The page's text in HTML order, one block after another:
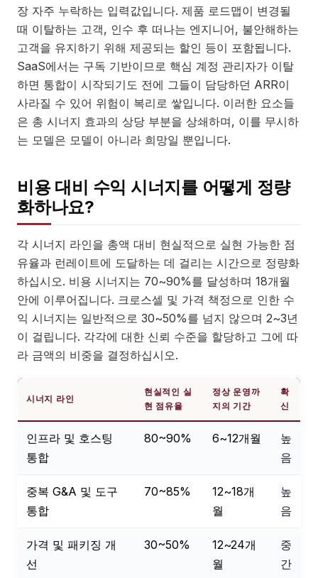
장 자주 누락하는 입력값입니다. 제품 로드맵이 변경될
때 이탈하는 고객, 인수 후 떠나는 엔지니어, 불안해하는
고객을 유지하기 위해 제공되는 할인 등이 포함됩니다.
SaaS에서는 구독 기반이므로 핵심 계정 관리자가 이탈
하면 통합이 시작되기도 전에 그들이 담당하던 ARR이
사라질 수 있어 위험이 복리로 쌓입니다. 이러한 요소들
은 총 시너지 효과의 상당 부분을 상쇄하며, 이를 무시하
는 모델은 모델이 아니라 희망일 뿐입니다.
비용 대비 수익 시너지를 어떻게 정량
화하나요?
각 시너지 라인을 총액 대비 현실적으로 실현 가능한 점
유율과 런레이트에 도달하는 데 걸리는 시간으로 정량화
하십시오. 비용 시너지는 70~90%를 달성하며 18개월
안에 이루어집니다. 크로스셀 및 가격 책정으로 인한 수
익 시너지는 일반적으로 30~50%를 넘지 않으며 2~3년
이 걸립니다. 각각에 대한 신뢰 수준을 할당하고 그에 따
라 금액의 비중을 결정하십시오.
시너지 라인
현실적인 실
현 점유율
정상 운영까
지의 기간
확
신
인프라 및 호스팅
통합
80~90% 6~12개월
높
음
중복 G&A 및 도구
통합
70~85%
12~18개
월
높
음
가격 및 패키징 개
선
30~50%
12~24개
월
중
간